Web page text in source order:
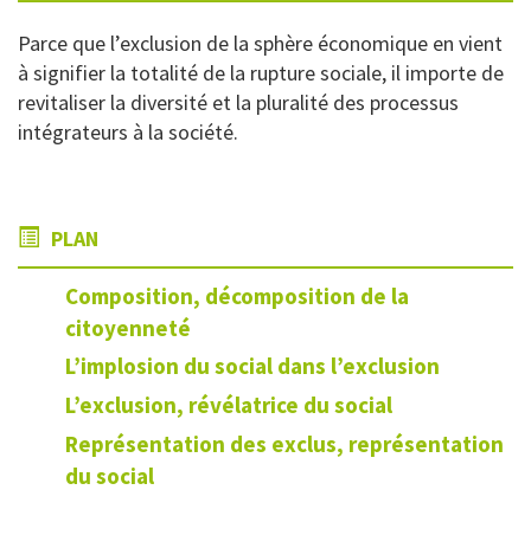
Parce que l’exclusion de la sphère économique en vient
à signifier la totalité de la rupture sociale, il importe de
revitaliser la diversité et la pluralité des processus
intégrateurs à la société.
PLAN
Composition, décomposition de la
citoyenneté
L’implosion du social dans l’exclusion
L’exclusion, révélatrice du social
Représentation des exclus, représentation
du social